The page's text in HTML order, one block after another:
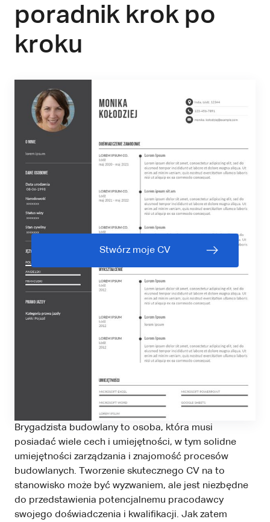
poradnik krok po
kroku
Stwórz moje CV
Brygadzista budowlany to osoba, która musi
posiadać wiele cech i umiejętności, w tym solidne
umiejętności zarządzania i znajomość procesów
budowlanych. Tworzenie skutecznego CV na to
stanowisko może być wyzwaniem, ale jest niezbędne
do przedstawienia potencjalnemu pracodawcy
swojego doświadczenia i kwalifikacji. Jak zatem